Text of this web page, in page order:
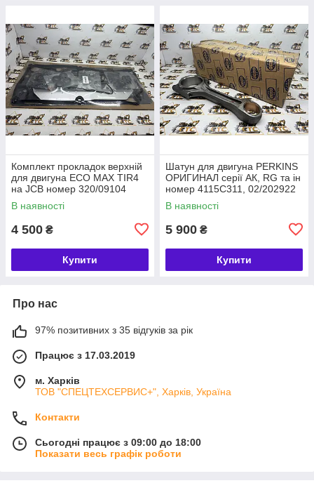
Комплект прокладок верхній
для двигуна ECO MAX TIR4
на JCB номер 320/09104
В наявності
4 500 ₴
Купити
Шатун для двигуна PERKINS
ОРИГИНАЛ серії АК, RG та ін
номер 4115C311, 02/202922
В наявності
5 900 ₴
Купити
Про нас
97% позитивних з 35 відгуків за рік
Працює з 17.03.2019
м. Харків
ТОВ "СПЕЦТЕХСЕРВИС+", Харків, Україна
Контакти
Сьогодні працює з 09:00 до 18:00
Показати весь графік роботи